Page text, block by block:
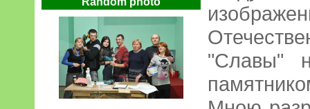
"Славы"